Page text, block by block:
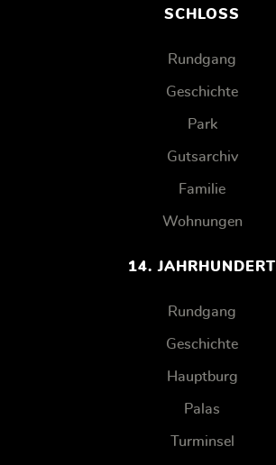
SCHLOSS
Rundgang
Geschichte
Park
Gutsarchiv
Familie
Wohnungen
14. JAHRHUNDERT
Rundgang
Geschichte
Hauptburg
Palas
Turminsel